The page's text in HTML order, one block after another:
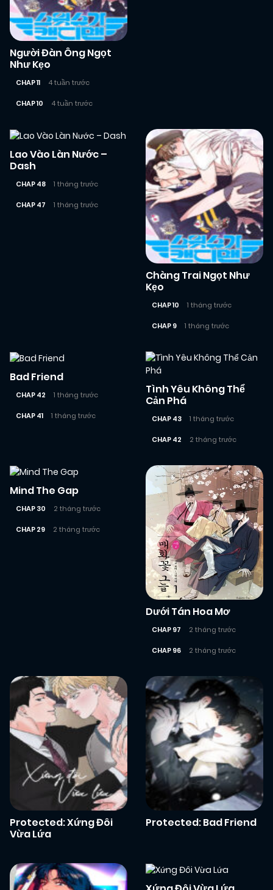
Người Đàn Ông Ngọt
Như Kẹo
CHAP 11 4 tuần trước
CHAP 10 4 tuần trước
Lao Vào Làn Nước –
Dash
CHAP 48 1 tháng trước
CHAP 47 1 tháng trước
Chàng Trai Ngọt Như
Kẹo
CHAP 10 1 tháng trước
CHAP 9 1 tháng trước
Bad Friend
CHAP 42 1 tháng trước
CHAP 41 1 tháng trước
Tình Yêu Không Thể
Cản Phá
CHAP 43 1 tháng trước
CHAP 42 2 tháng trước
Mind The Gap
CHAP 30 2 tháng trước
CHAP 29 2 tháng trước
Dưới Tán Hoa Mơ
CHAP 97 2 tháng trước
CHAP 96 2 tháng trước
Protected: Xứng Đôi
Vừa Lứa
Protected: Bad Friend